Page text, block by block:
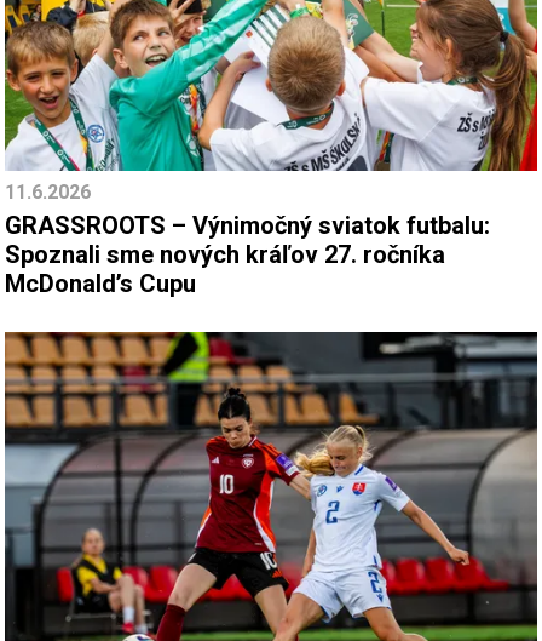
11.6.2026
GRASSROOTS – Výnimočný sviatok futbalu:
Spoznali sme nových kráľov 27. ročníka
McDonald’s Cupu